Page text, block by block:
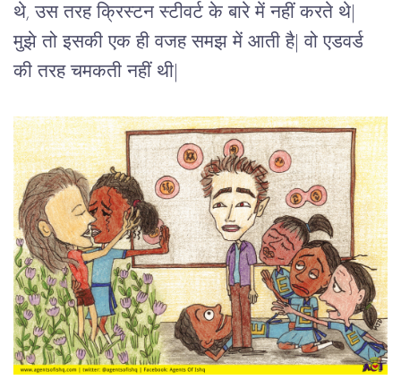
थे, उस तरह क्रिस्टन स्टीवर्ट के बारे में नहीं करते थे|
मुझे तो इसकी एक ही वजह समझ में आती है| वो एडवर्ड
की तरह चमकती नहीं थी|